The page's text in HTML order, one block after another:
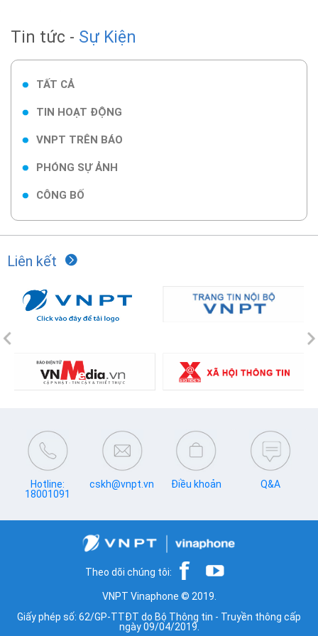
Tin tức - Sự Kiện
TẤT CẢ
TIN HOẠT ĐỘNG
VNPT TRÊN BÁO
PHÓNG SỰ ẢNH
CÔNG BỐ
Liên kết
Previous
Hotline:
18001091
cskh@vnpt.vn Điều khoản Q&A
Theo dõi chúng tôi:
VNPT Vinaphone © 2019.
Giấy phép số: 62/GP-TTĐT do Bộ Thông tin - Truyền thông cấp
ngày 09/04/2019.